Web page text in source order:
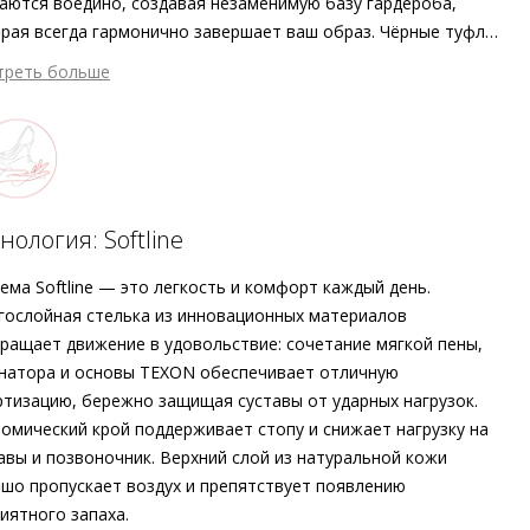
по 7 247 ₽ раз в 2 недели
о сервисе можно узнать на
всегда гармонично завершает ваш образ. Чёрные туфли-
SENTA от Högl — это вневременная классика,
в Европе из экологичной гладкой кожи. Благодаря
финишу и невероятной мягкости материал выглядит
и при этом исключительно благородно. Заостренный
и изящный приталенный каблук воплощают женственную
а кожаная подкладка и нескользящая подошва гарантируют
устойчивость при каждом шаге. Особая деталь:
которая дарит непревзойденный комфорт.
больше
Softline
Softline — это легкость и комфорт каждый день.
стелька из инновационных материалов
движение в удовольствие: сочетание мягкой пены,
и основы TEXON обеспечивает отличную
бережно защищая суставы от ударных нагрузок.
крой поддерживает стопу и снижает нагрузку на
и позвоночник. Верхний слой из натуральной кожи
пропускает воздух и препятствует появлению
запаха.